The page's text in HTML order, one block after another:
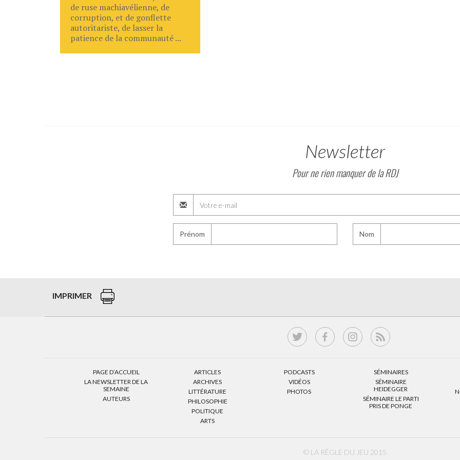
de ruse machiavélienne, de
corruption, et de gonflette
autoritariste, de lasser la
patience de la communauté ...
Newsletter
Pour ne rien manquer de la RDJ
Prénom Nom
IMPRIMER
PAGE D’ACCUEIL
LA NEWSLETTER DE LA
SEMAINE
AUTEURS
ARTICLES
ARCHIVES
LITTÉRATURE
PHILOSOPHIE
POLITIQUE
ARTS
PODCASTS
VIDÉOS
PHOTOS
SÉMINAIRES
SÉMINAIRE
HEIDEGGER
SÉMINAIRE LE PARTI
PRIS DE PONGE
© LA RÈGLE DU JEU 2015